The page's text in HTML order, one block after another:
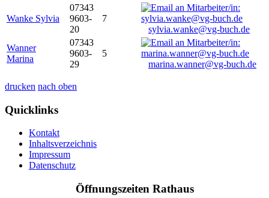
Wanke Sylvia
07343
9603-
20
7
sylvia.wanke@vg-buch.de
Wanner
Marina
07343
9603-
29
5
marina.wanner@vg-buch.de
drucken nach oben
Quicklinks
Kontakt
Inhaltsverzeichnis
Impressum
Datenschutz
Öffnungszeiten Rathaus